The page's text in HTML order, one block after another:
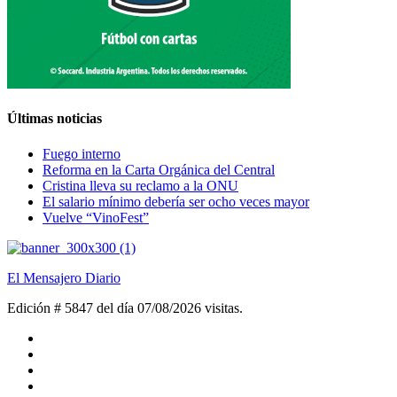
Últimas noticias
Fuego interno
Reforma en la Carta Orgánica del Central
Cristina lleva su reclamo a la ONU
El salario mínimo debería ser ocho veces mayor
Vuelve “VinoFest”
El Mensajero Diario
Edición # 5847 del día 07/08/2026 visitas.